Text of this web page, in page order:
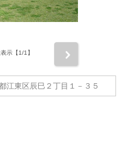
示【1/1】
江東区辰巳２丁目１－３５